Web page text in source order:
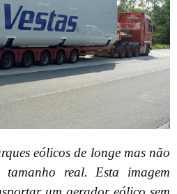
eólicos de longe mas não
real. Esta imagem